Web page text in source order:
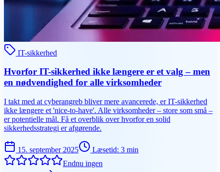
IT-sikkerhed
Hvorfor IT-sikkerhed ikke længere er et valg – men
en nødvendighed for alle virksomheder
I takt med at cyberangreb bliver mere avancerede, er IT-sikkerhed
ikke længere et 'nice-to-have'. Alle virksomheder – store som små –
er potentielle mål. Få et overblik over hvorfor en solid
sikkerhedsstrategi er afgørende.
15. september 2025 Læsetid: 3 min
Endnu ingen